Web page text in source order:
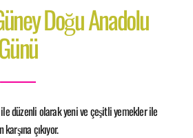
Doğu Anadolu
ile düzenli olarak yeni ve çeşitli yemekler ile
çıkıyor.